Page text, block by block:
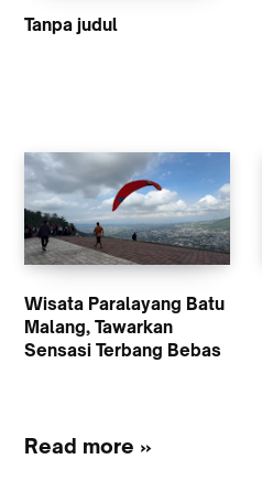
Tanpa judul
Wisata Paralayang Batu
Malang, Tawarkan
Sensasi Terbang Bebas
Read more »